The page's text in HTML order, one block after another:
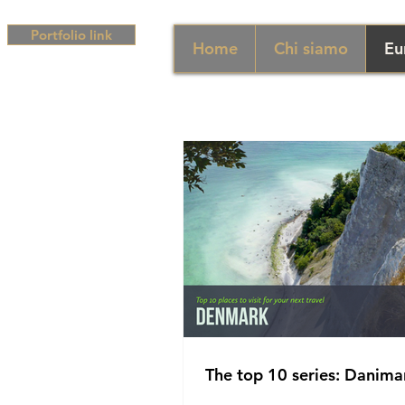
Portfolio link
Home Chi siamo
The top 10 series: